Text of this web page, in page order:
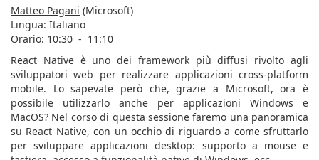
Matteo Pagani (Microsoft)
Lingua: Italiano
Orario: 10:30 - 11:10
React Native è uno dei framework più diffusi rivolto agli
sviluppatori web per realizzare applicazioni cross-platform
mobile. Lo sapevate però che, grazie a Microsoft, ora è
possibile utilizzarlo anche per applicazioni Windows e
MacOS? Nel corso di questa sessione faremo una panoramica
su React Native, con un occhio di riguardo a come sfruttarlo
per sviluppare applicazioni desktop: supporto a mouse e